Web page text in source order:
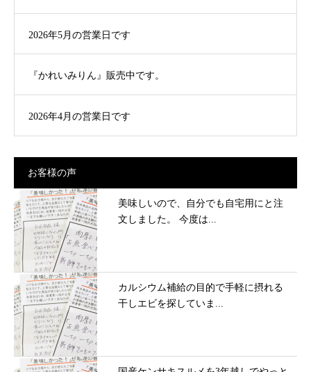
2026年5月の営業日です
『かれいみりん』販売中です。
2026年4月の営業日です
お客様の声
美味しいので、自分でも自宅用にと注
文しました。 今度は...
カルシウム補給の目的で手軽に摂れる
干しエビを探していま...